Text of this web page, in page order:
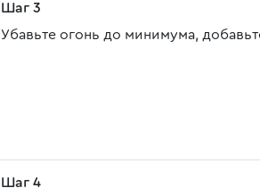
Шаг 3
Убавьте огонь до минимума,
Шаг 4